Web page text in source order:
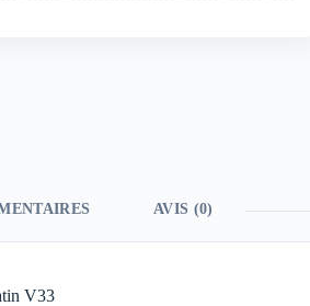
AVIS (0)
V33